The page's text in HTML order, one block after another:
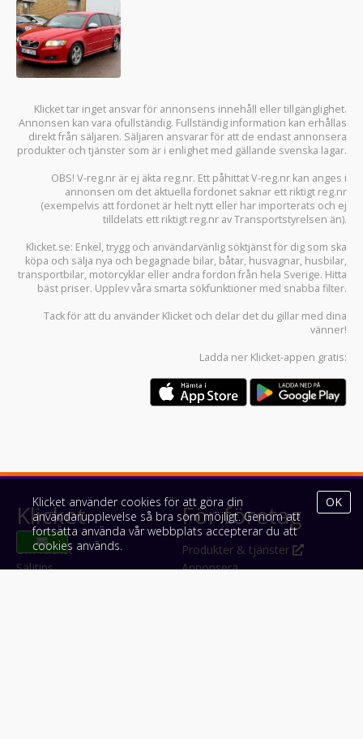
Klicket tar inget ansvar för annonsens innehåll eller tillgänglighet.
Annonsen kan vara ofullständig. Fullständig information kan erhållas
direkt från säljaren. Säljaren ansvarar för att de endast annonsera
produkter och tjänster som är i enlighet med gällande svenska lagar.
OBS! V-reg.nr är ej äkta reg.nr. Ett påhittat V-reg.nr kan anges i
annonsen om det aktuella fordonet saknar ett riktigt reg.nr
(exempelvis att fordonet är helt nytt eller har importerats och ej
tilldelats ett riktigt reg.nr av Transportstyrelsen än).
Klicket.se: Enkel, trygg och användarvänlig söktjänst för dig som ska
köpa och sälja nya och begagnade bilar, båtar, husvagnar, husbilar,
transportbilar, motorcyklar eller andra fordon från hela Sverige. Hitta
bäst priser. Upplev våra smarta sökfunktioner med snabba filter.
Tack för att du använder Klicket och delar det du gillar med dina
vänner!
Ladda ner Klicket-appen gratis:
Klicket
Om Klicket
Säljtips
För företag
Produkter & tjänster
Annonsera
Klicket använder cookies för att göra din
användarupplevelse så bra som möjligt. Genom att
fortsätta använda vår webbplats accepterar du att
cookies används.
OK